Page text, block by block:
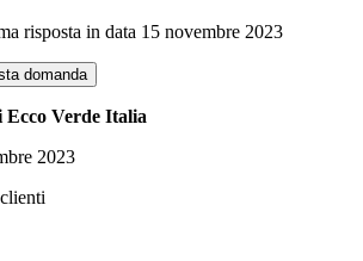
risposta in data 15 novembre 2023
domanda
Ecco Verde Italia
2023